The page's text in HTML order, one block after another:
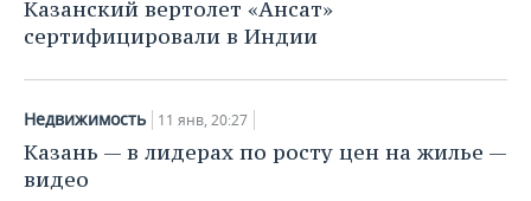
Казанский вертолет «Ансат»
сертифицировали в Индии
Недвижимость 11 янв, 20:27
Казань — в лидерах по росту цен на жилье —
видео